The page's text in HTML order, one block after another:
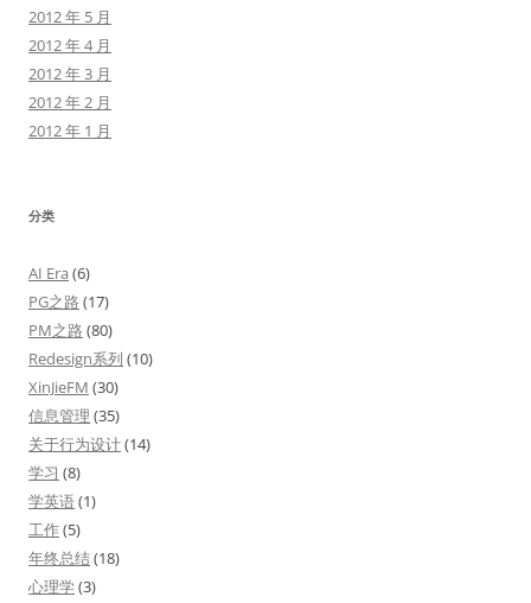
2012 年 5 月
2012 年 4 月
2012 年 3 月
2012 年 2 月
2012 年 1 月
分类
AI Era (6)
PG之路 (17)
PM之路 (80)
Redesign系列 (10)
XinJieFM (30)
信息管理 (35)
关于行为设计(14)
学习 (8)
学英语(1)
工作(5)
年终总结(18)
心理学(3)